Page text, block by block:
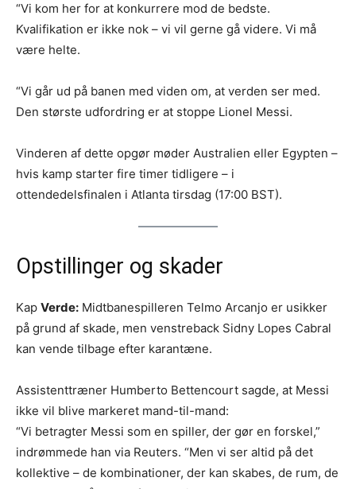
“Vi kom her for at konkurrere mod de bedste.
Kvalifikation er ikke nok – vi vil gerne gå videre. Vi må
være helte.
“Vi går ud på banen med viden om, at verden ser med.
Den største udfordring er at stoppe Lionel Messi.
Vinderen af dette opgør møder Australien eller Egypten –
hvis kamp starter fire timer tidligere – i
ottendedelsfinalen i Atlanta tirsdag (17:00 BST).
Opstillinger og skader
Kap Verde: Midtbanespilleren Telmo Arcanjo er usikker
på grund af skade, men venstreback Sidny Lopes Cabral
kan vende tilbage efter karantæne.
Assistenttræner Humberto Bettencourt sagde, at Messi
ikke vil blive markeret mand-til-mand:
“Vi betragter Messi som en spiller, der gør en forskel,”
indrømmede han via Reuters. “Men vi ser altid på det
kollektive – de kombinationer, der kan skabes, de rum, de